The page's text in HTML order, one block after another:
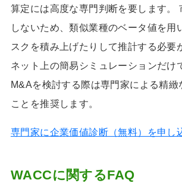
算定には高度な専門判断を要します。
しないため、類似業種のベータ値を用
スクを積み上げたりして推計する必要
ネット上の簡易シミュレーションだけ
M&Aを検討する際は専門家による精緻
ことを推奨します。
専門家に企業価値診断（無料）を申し
WACCに関するFAQ